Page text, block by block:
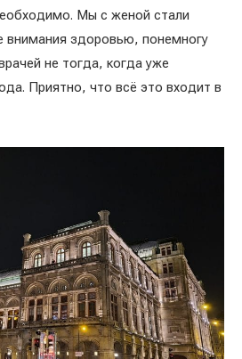
Мы с женой стали
внимания здоровью, понемногу
не тогда, когда уже
Приятно, что всё это входит в